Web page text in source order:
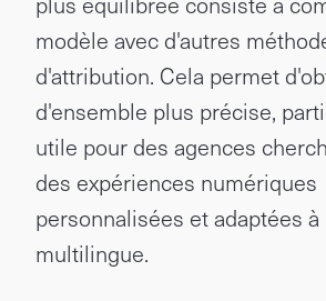
modèle avec d'autres
d'attribution. Cela permet
d'ensemble plus précise,
utile pour des agences
des expériences numériques
personnalisées et adaptées
multilingue.